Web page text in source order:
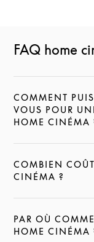
FAQ home
COMMENT
VOUS POUR
HOME CINÉMA
CLIQUEZ POUR
COMBIEN
CINÉMA ?
CLIQUEZ POUR
PAR OÙ
HOME CINÉMA
CLIQUEZ POUR